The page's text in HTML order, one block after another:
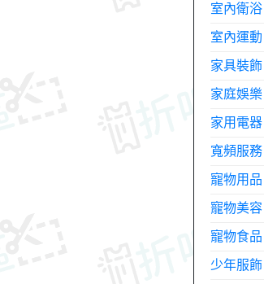
室內衛浴
室內運動
家具裝飾
家庭娛樂
家用電器
寬頻服務
寵物用品
寵物美容
寵物食品
少年服飾